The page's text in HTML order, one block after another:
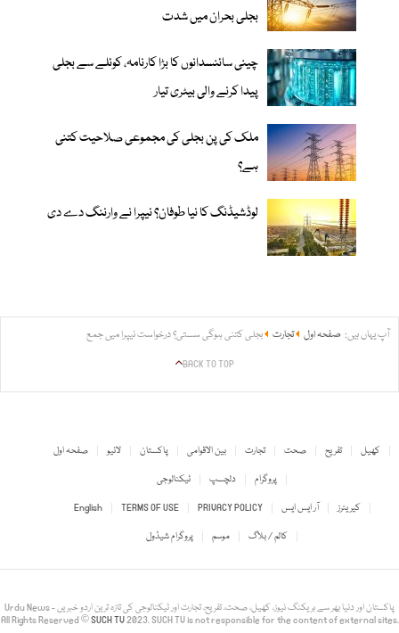
بجلی بحران میں شدت
چینی سائنسدانوں کا بڑا کارنامہ، کوئلے سے بجلی
پیدا کرنے والی بیٹری تیار
ملک کی پن بجلی کی مجموعی صلاحیت کتنی
ہے؟
لوڈشیڈنگ کا نیا طوفان؟ نیپرا نے وارننگ دے دی
آپ یہاں ہیں: صفحہ اول تجارت بجلی کتنی ہوگی سستی؟ درخواست نیپرا میں جمع
BACK TO TOP
صفحہ اول لائیو پاکستان بین الاقوامی تجارت صحت تفریح
کھیل
ٹیکنالوجی
دلچسپ
پروگرام
English
TERMS OF USE PRIVACY POLICY آر ایس ایس
کیریئرز
پروگرام شیڈول
موسم کالم / بلاگ
Urdu News - پاکستان اور دنیا بھر سے بریکنگ نیوز، کھیل، صحت، تفریح، تجارت اور ٹیکنالوجی کی تازہ ترین اردو خبریں
All Rights Reserved ©SUCH TV2023. SUCH TV is not responsible for the content of external sites.